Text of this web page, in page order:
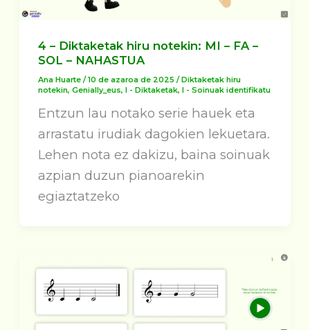
4 – Diktaketak hiru notekin: MI – FA –
SOL – NAHASTUA
Ana Huarte/10 de azaroa de 2025/Diktaketak hiru
notekin,Genially_eus,I - Diktaketak,I - Soinuak identifikatu
Entzun lau notako serie hauek eta
arrastatu irudiak dagokien lekuetara.
Lehen nota ez dakizu, baina soinuak
azpian duzun pianoarekin
egiaztatzeko